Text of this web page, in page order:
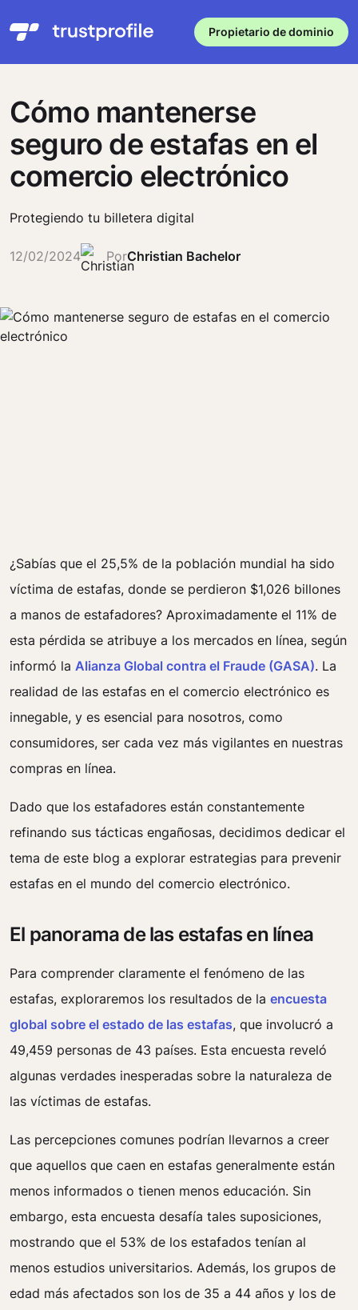
Propietario de dominio
Cómo mantenerse
seguro de estafas en el
comercio electrónico
Protegiendo tu billetera digital
12/02/2024 PorChristian Bachelor
¿Sabías que el 25,5% de la población mundial ha sido
víctima de estafas, donde se perdieron $1,026 billones
a manos de estafadores? Aproximadamente el 11% de
esta pérdida se atribuye a los mercados en línea, según
informó la Alianza Global contra el Fraude (GASA). La
realidad de las estafas en el comercio electrónico es
innegable, y es esencial para nosotros, como
consumidores, ser cada vez más vigilantes en nuestras
compras en línea.
Dado que los estafadores están constantemente
refinando sus tácticas engañosas, decidimos dedicar el
tema de este blog a explorar estrategias para prevenir
estafas en el mundo del comercio electrónico.
El panorama de las estafas en línea
Para comprender claramente el fenómeno de las
estafas, exploraremos los resultados de la encuesta
global sobre el estado de las estafas, que involucró a
49,459 personas de 43 países. Esta encuesta reveló
algunas verdades inesperadas sobre la naturaleza de
las víctimas de estafas.
Las percepciones comunes podrían llevarnos a creer
que aquellos que caen en estafas generalmente están
menos informados o tienen menos educación. Sin
embargo, esta encuesta desafía tales suposiciones,
mostrando que el 53% de los estafados tenían al
menos estudios universitarios. Además, los grupos de
edad más afectados son los de 35 a 44 años y los de